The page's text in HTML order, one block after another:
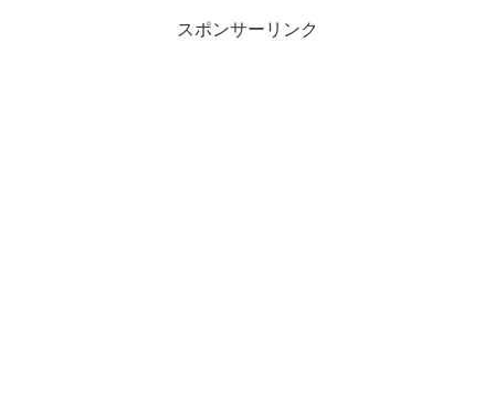
スポンサーリンク